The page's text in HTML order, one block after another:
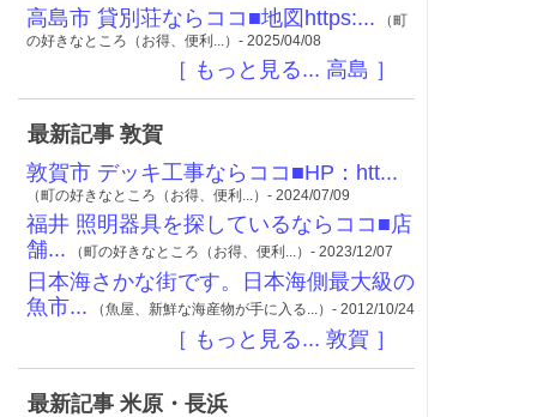
高島市 貸別荘ならココ■地図https:... （町
の好きなところ（お得、便利...）- 2025/04/08
［ もっと見る... 高島 ］
最新記事 敦賀
敦賀市 デッキ工事ならココ■HP：htt...
（町の好きなところ（お得、便利...）- 2024/07/09
福井 照明器具を探しているならココ■店
舗... （町の好きなところ（お得、便利...）- 2023/12/07
日本海さかな街です。日本海側最大級の
魚市... （魚屋、新鮮な海産物が手に入る...）- 2012/10/24
［ もっと見る... 敦賀 ］
最新記事 米原・長浜